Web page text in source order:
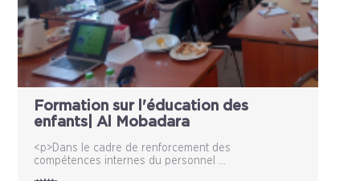
Formation sur l'éducation des
enfants| Al Mobadara
<p>Dans le cadre de renforcement des
compétences internes du personnel ...